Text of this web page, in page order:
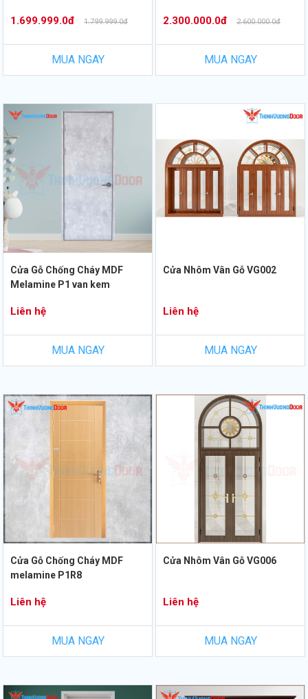
1.699.999.0đ 1.799.999.0đ
MUA NGAY
2.300.000.0đ 2.600.000.0đ
MUA NGAY
Cửa Gỗ Chống Cháy MDF
Melamine P1 van kem
Liên hệ
MUA NGAY
Cửa Nhôm Vân Gỗ VG002
Liên hệ
MUA NGAY
Cửa Gỗ Chống Cháy MDF
melamine P1R8
Liên hệ
MUA NGAY
Cửa Nhôm Vân Gỗ VG006
Liên hệ
MUA NGAY